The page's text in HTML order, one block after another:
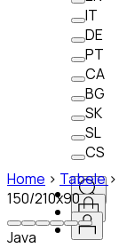
IT
DE
PT
CA
BG
SK
SL
CS
Home > Tabele >
150/210x90
Java